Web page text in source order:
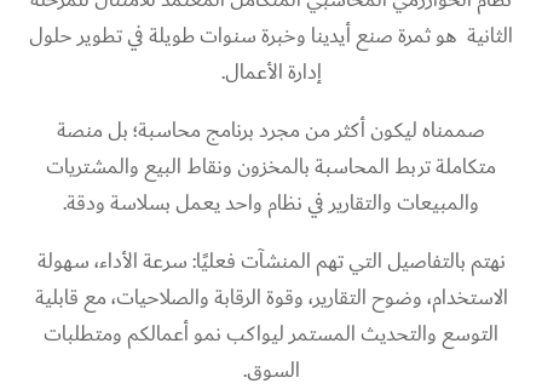
الثانية هو ثمرة صنع أيدينا وخبرة سنوات طويلة في تطوير حلول
إدارة الأعمال.
صممناه ليكون أكثر من مجرد برنامج محاسبة؛ بل منصة
متكاملة تربط المحاسبة بالمخزون ونقاط البيع والمشتريات
والمبيعات والتقارير في نظام واحد يعمل بسلاسة ودقة.
نهتم بالتفاصيل التي تهم المنشآت فعليًا: سرعة الأداء، سهولة
الاستخدام، وضوح التقارير، وقوة الرقابة والصلاحيات، مع قابلية
التوسع والتحديث المستمر ليواكب نمو أعمالكم ومتطلبات
السوق.